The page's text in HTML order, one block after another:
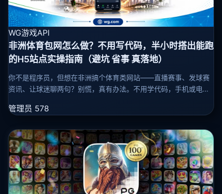
WG游戏API
非洲体育包网怎么做？不用写代码，半小时搭出能跑
的H5站点实操指南（避坑 省事 真落地）
你不是程序员，但想在非洲搞个体育类网站——直播赛事、发球赛
资讯、让球迷聊两句？别慌，真有办法。不用学代码，手机或电脑
饼？可这玩意儿我在尼日利
管理员 578